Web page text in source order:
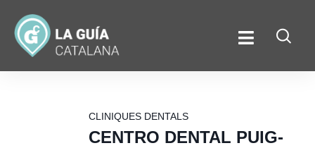
CLINIQUES DENTALS
CENTRO DENTAL PUIG-